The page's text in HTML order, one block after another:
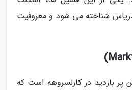
شناخته می شود و معروفیت
پر بازدید در کارلسروهه است که